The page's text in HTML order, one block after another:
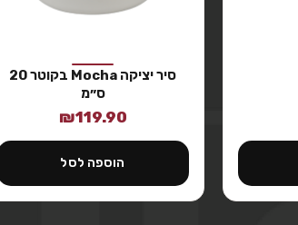
סיר יציקה Mocha בקוטר 20
ס״מ
₪119.90
הוספה לסל